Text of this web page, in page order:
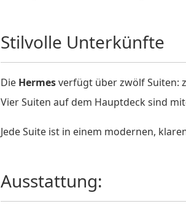
Stilvolle Unterkünfte
Die Hermesverfügt über zwölf Suiten:
Vier Suiten auf dem Hauptdeck sind
Jede Suite ist in einem modernen,
Ausstattung: